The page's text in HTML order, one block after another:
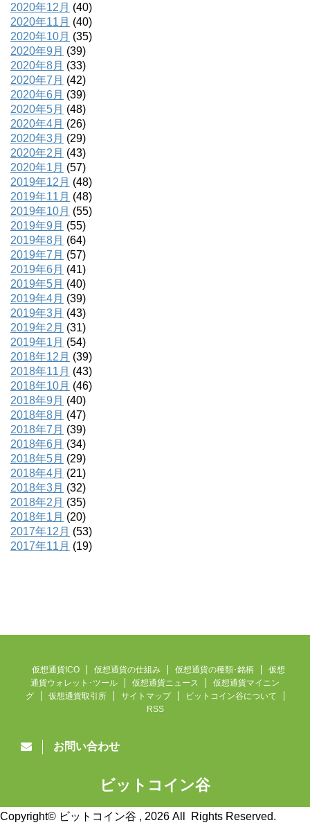
2020年12月 (40)
2020年11月 (40)
2020年10月 (35)
2020年9月 (39)
2020年8月 (33)
2020年7月 (42)
2020年6月 (39)
2020年5月 (48)
2020年4月 (26)
2020年3月 (29)
2020年2月 (43)
2020年1月 (57)
2019年12月 (48)
2019年11月 (48)
2019年10月 (55)
2019年9月 (55)
2019年8月 (64)
2019年7月 (57)
2019年6月 (41)
2019年5月 (40)
2019年4月 (39)
2019年3月 (43)
2019年2月 (31)
2019年1月 (54)
2018年12月 (39)
2018年11月 (43)
2018年10月 (46)
2018年9月 (40)
2018年8月 (47)
2018年7月 (39)
2018年6月 (34)
2018年5月 (29)
2018年4月 (21)
2018年3月 (32)
2018年2月 (35)
2018年1月 (20)
2017年12月 (53)
2017年11月 (19)
仮想通貨ICO 仮想通貨の仕組み 仮想通貨の種類･銘柄
仮想
通貨ウォレット･ツール
仮想通貨ニュース
仮想通貨マイニン
グ
仮想通貨取引所 サイトマップ
ビットコイン谷について
RSS
お問い合わせ
ビットコイン谷
仮想通貨ニュース速報
Copyright© ビットコイン谷 , 2026 All Rights Reserved.